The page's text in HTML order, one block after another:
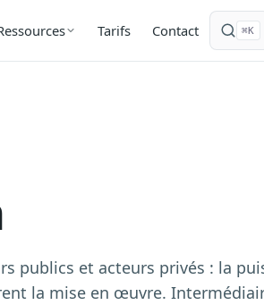
Tarifs Contact ⌘K
publics et acteurs privés : la
la mise en œuvre.